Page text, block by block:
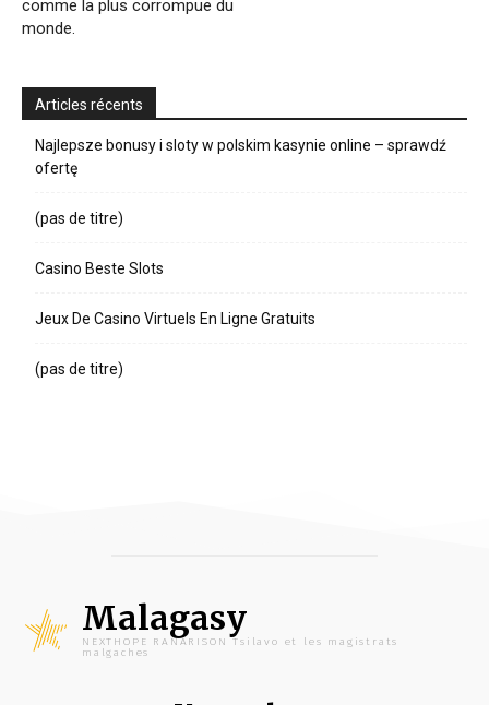
comme la plus corrompue du
monde.
Articles récents
Najlepsze bonusy i sloty w polskim kasynie online – sprawdź
ofertę
(pas de titre)
Casino Beste Slots
Jeux De Casino Virtuels En Ligne Gratuits
(pas de titre)
Malagasy
NEXTHOPE RANARISON Tsilavo et les magistrats
malgaches